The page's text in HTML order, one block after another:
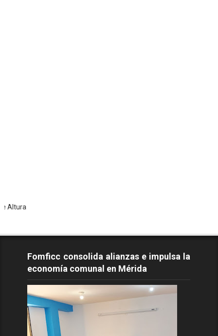
Fomficc consolida alianzas e impulsa la
economía comunal en Mérida